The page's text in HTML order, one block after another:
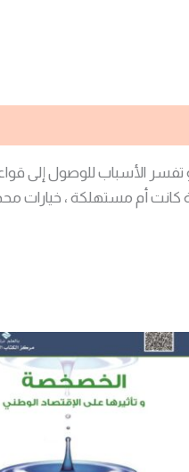
الأسباب للوصول إلى
كانت أم مستهلكة ،